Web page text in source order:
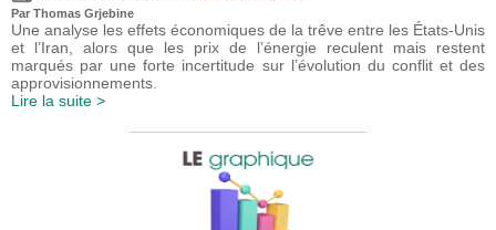
Par Thomas Grjebine
Une analyse les effets économiques de la trêve entre les États-Unis
et l’Iran, alors que les prix de l’énergie reculent mais restent
marqués par une forte incertitude sur l’évolution du conflit et des
approvisionnements.
Lire la suite >